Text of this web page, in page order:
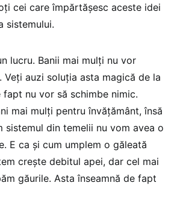
cei care împărtășesc aceste idei
sistemului.
lucru. Banii mai mulți nu vor
Veți auzi soluția asta magică de la
nu vor să schimbe nimic.
mai mulți pentru învățământ, însă
sistemul din temelii nu vom avea o
E ca și cum umplem o găleată
crește debitul apei, dar cel mai
găurile. Asta înseamnă de fapt